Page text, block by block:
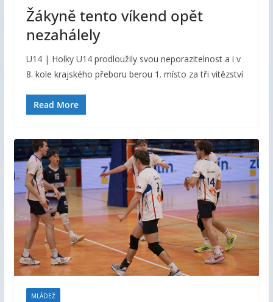
Žákyně tento víkend opět
nezahálely
U14 | Holky U14 prodloužily svou neporazitelnost a i v
8. kole krajského přeboru berou 1. místo za tři vitězství
Read More
MLÁDEŽ